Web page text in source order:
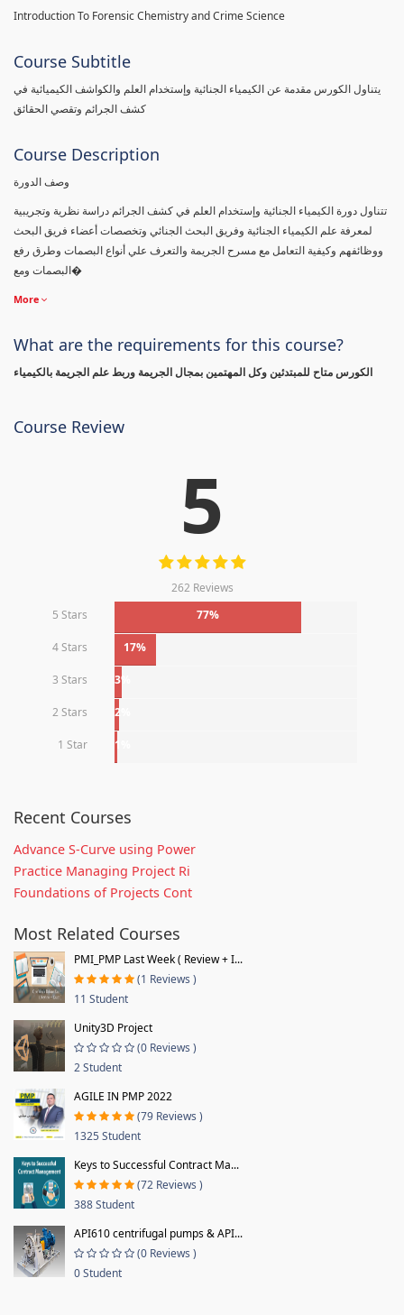
Introduction To Forensic Chemistry and Crime Science
Course Subtitle
يتناول الكورس مقدمة عن الكيمياء الجنائية وإستخدام العلم والكواشف الكيميائية في
كشف الجرائم وتقصي الحقائق
Course Description
وصف الدورة
تتناول دورة الكيمياء الجنائية وإستخدام العلم في كشف الجرائم دراسة نظرية وتجريبية
لمعرفة علم الكيمياء الجنائية وفريق البحث الجنائي وتخصصات أعضاء فريق البحث
ووظائفهم وكيفية التعامل مع مسرح الجريمة والتعرف علي أنواع البصمات وطرق رفع
البصمات ومع�
More
What are the requirements for this course?
الكورس متاح للمبتدئين وكل المهتمين بمجال الجريمة وربط علم الجريمة بالكيمياء
Course Review
5
262 Reviews
5 Stars
77%
4 Stars 17%
3 Stars 3%
2 Stars 2%
1 Star 1%
Recent Courses
Advance S-Curve using Power
Practice Managing Project Ri
Foundations of Projects Cont
Most Related Courses
PMI_PMP Last Week ( Review + I...
(1 Reviews )
11 Student
Unity3D Project
(0 Reviews )
2 Student
AGILE IN PMP 2022
(79 Reviews )
1325 Student
Keys to Successful Contract Ma...
(72 Reviews )
388 Student
API610 centrifugal pumps & API...
(0 Reviews )
0 Student